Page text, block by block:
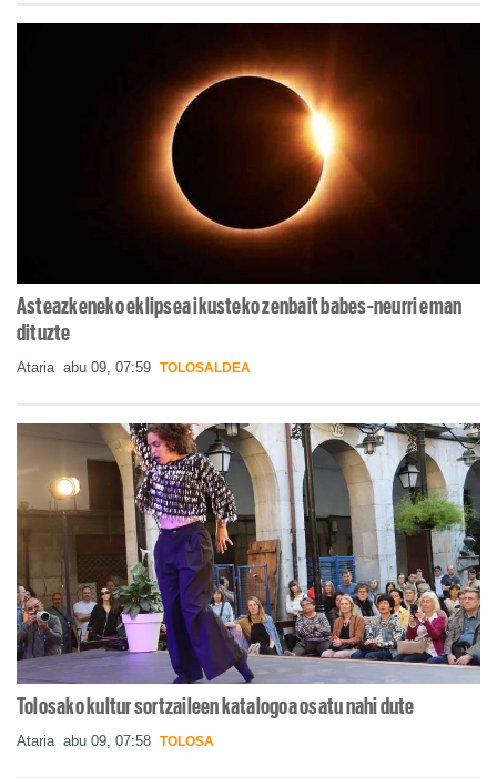
Asteazkeneko eklipsea ikusteko zenbait babes-neurri eman
dituzte
Ataria abu 09, 07:59 TOLOSALDEA
Tolosako kultur sortzaileen katalogoa osatu nahi dute
Ataria abu 09, 07:58 TOLOSA